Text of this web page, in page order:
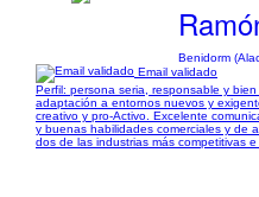
Benidorm
Email validado
Perfil: persona seria, responsable y
adaptación a entornos nuevos y
creativo y pro-Activo. Excelente
y buenas habilidades comerciales y de
dos de las industrias más competitivas